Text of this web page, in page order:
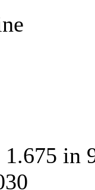
1.675 in